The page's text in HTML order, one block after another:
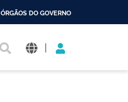
ÓRGÃOS DO GOVERNO
|